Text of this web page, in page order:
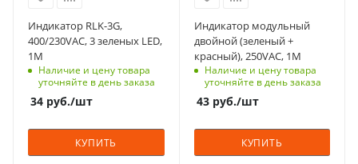
Цвет
зеленый
Количество в упаковке
шт
Индикатор RLK-3G,
400/230VAC, 3 зеленых LED,
1M
Наличие и цену товара
уточняйте в день заказа
34 руб./шт
КУПИТЬ
Цвет
зеленый/красный
Количество в упаковке
10
шт
Индикатор модульный
двойной (зеленый +
красный), 250VAC, 1M
Наличие и цену товара
уточняйте в день заказа
43руб./шт
КУПИТЬ